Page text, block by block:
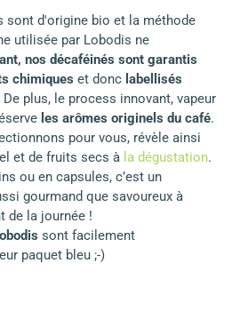
sont d'origine bio et la méthode
utilisée par Lobodis ne
nos décaféinés sont garantis
chimiques et donc labellisés
De plus, le process innovant, vapeur
les arômes originels du café.
pour vous, révèle ainsi
et de fruits secs à la dégustation.
ou en capsules, c’est un
gourmand que savoureux à
de la journée !
sont facilement
paquet bleu ;-)